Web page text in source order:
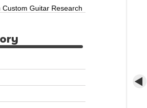
Custom Guitar Research